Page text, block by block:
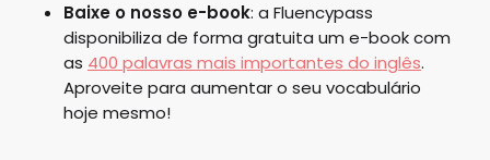
Baixe o nosso e-book: a Fluencypass
disponibiliza de forma gratuita um e-book com
as 400 palavras mais importantes do inglês.
Aproveite para aumentar o seu vocabulário
hoje mesmo!